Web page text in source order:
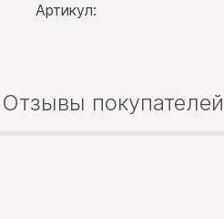
Артикул:
Отзывы покупателей